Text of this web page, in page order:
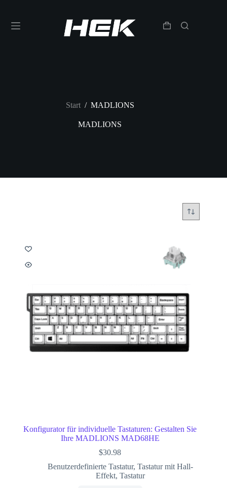
Start / MADLIONS
MADLIONS
Konfigurator für individuelle Tastaturen: Gestalten Sie
Ihre MADLIONS MAD68HE
$30.98
Benutzerdefinierte Tastatur, Tastatur mit Hall-
Effekt, Tastatur